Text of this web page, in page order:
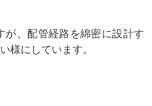
が、配管経路を綿密に設計す
様にしています。